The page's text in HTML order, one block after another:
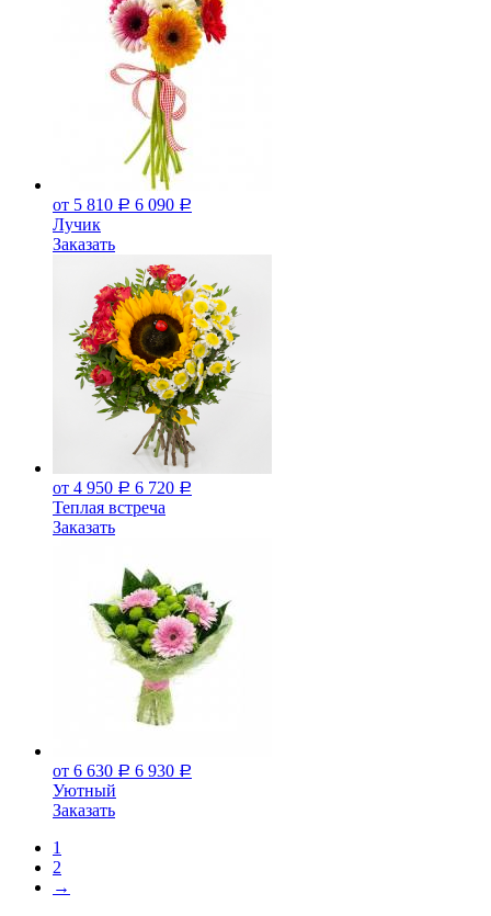
от 5 810 Р 6 090 Р
Лучик
Заказать
от 4 950 Р 6 720 Р
Теплая встреча
Заказать
от 6 630 Р 6 930 Р
Уютный
Заказать
1
2
→